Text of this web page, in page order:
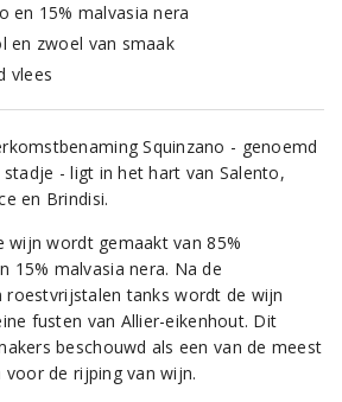
en 15% malvasia nera
en zwoel van smaak
vlees
Squinzano - genoemd
- ligt in het hart van Salento,
en Brindisi.
wijn wordt gemaakt van 85%
15% malvasia nera. Na de
roestvrijstalen tanks wordt de wijn
fusten van Allier-eikenhout. Dit
beschouwd als een van de meest
de rijping van wijn.